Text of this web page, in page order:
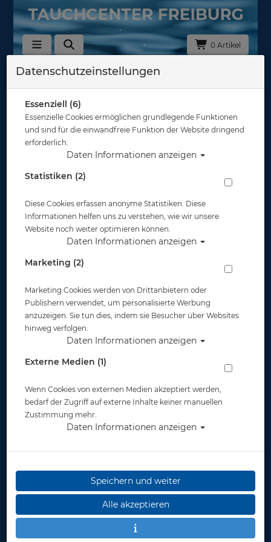
0 Artikel
OMS
Hersteller
Auswahl löschen
Sortierung :
OMS Finimeter 52
91,00 €
OMS Finimeter 63
91,00 €
Gut abgesichert?
Rechtliches
Datenschutzeinstellungen
Essenziell (6)
Essenzielle Cookies ermöglichen grundlegende Funktionen
und sind für die einwandfreie Funktion der Website dringend
erforderlich.
Daten Informationen anzeigen
Statistiken (2)
Diese Cookies erfassen anonyme Statistiken. Diese
Informationen helfen uns zu verstehen, wie wir unsere
Website noch weiter optimieren können.
Daten Informationen anzeigen
Marketing (2)
Marketing Cookies werden von Drittanbietern oder
Publishern verwendet, um personalisierte Werbung
anzuzeigen. Sie tun dies, indem sie Besucher über Websites
hinweg verfolgen.
Daten Informationen anzeigen
Externe Medien (1)
Wenn Cookies von externen Medien akzeptiert werden,
bedarf der Zugriff auf externe Inhalte keiner manuellen
Zustimmung mehr.
Daten Informationen anzeigen
Speichern und weiter
Alle akzeptieren